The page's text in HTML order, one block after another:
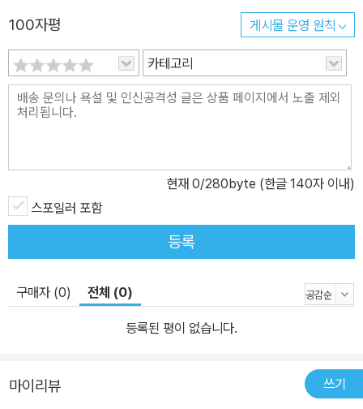
소설이 계속하여 출간되어왔다는 것은 작가 개인으로서 너무나 큰 축
복이며 언제나 감사히 생각하고 있다. 그러나 한편으로는 그간의 작
품들을 차분히 돌아볼 기회를 갖지 못했음도 의미한다. 이번 결정판
출간을 계기로 바로잡을 것은 바로잡고, 더할 것은 더하여 좀더 온전
한 모습으로 독자들에게 전할 수 있게 되어 다행이다”라고 전했다. 빛
의 제국 북으로 귀환명령을 받은 남파간첩의 24시간을 긴박하게 묘
르로 해체해버리고, 신념과 가치의 경계가 허물어진 곳에서 인간 실
존의 의미를 묻는 문제작이다. 『빛의 제국』은 극단적 조건에 놓인 한
사람을 통해 평범한 하루하루의 유의미를 깊이 명상하게 한다는 점에
서 김영하의 소설 가운데서 두드러지게 묵직하고 성찰적인 작품이라
할 수 있다. 나는 나를 파괴할 권리가 있다 ‘자살안내인’이라는 기괴한
직업을 가진 화자를 등장시켜 그가 만난 ‘고객’들의 일탈적 삶과 죽음
을 이야기하는 『나는 나를 파괴할 권리가 있다』는 한국문학의 감수성
을 김영하 출현 이전과 이후로 갈라놓은 문제작이다. 작가와 독자는
행하는 공범자다. 작가의 궁극적 목표는 어쩔 수 없다고 여기는 삶의
진부함에 의문을 품게 만드는 것이다. 그리고 그의 고객인 독자는 이
100자평 게시물 운영 원칙
카테고리
현재 0/280byte (한글 140자 이내)
스포일러 포함
등록
구매자 (0) 전체 (0)
등록된 평이 없습니다.
마이리뷰 쓰기